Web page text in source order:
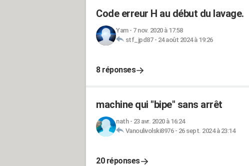
Code erreur H au début du lavage.
Yam- 7 nov. 2020 à 17:58
stf_jpd87- 24 août 2024 à 19:26
8 réponses
machine qui "bipe" sans arrêt
nath- 23 avr. 2020 à 16:24
Vanoulivolski8976- 26 sept. 2024 à 23:14
20 réponses